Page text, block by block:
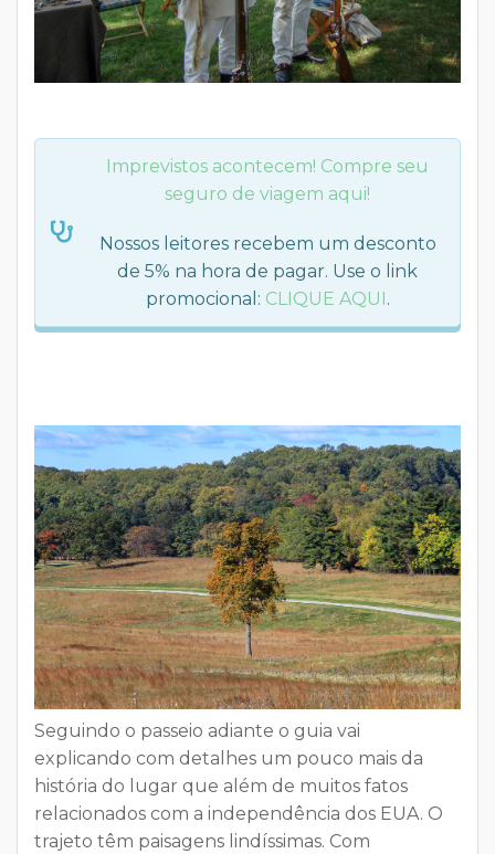
Imprevistos acontecem! Compre seu
seguro de viagem aqui!
Nossos leitores recebem um desconto
de 5% na hora de pagar. Use o link
promocional: CLIQUE AQUI.
Seguindo o passeio adiante o guia vai
explicando com detalhes um pouco mais da
história do lugar que além de muitos fatos
relacionados com a independência dos EUA. O
trajeto têm paisagens lindíssimas. Com